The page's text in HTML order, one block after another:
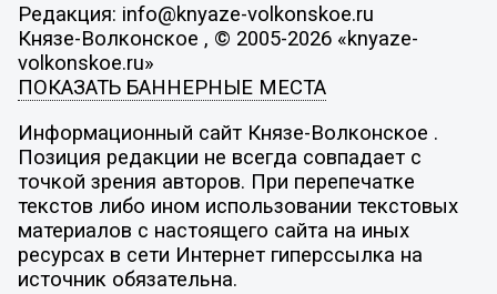
Редакция: info@knyaze-volkonskoe.ru
Князе-Волконское , © 2005-2026 «knyaze-
volkonskoe.ru»
ПОКАЗАТЬ БАННЕРНЫЕ МЕСТА
Информационный сайт Князе-Волконское .
Позиция редакции не всегда совпадает с
точкой зрения авторов. При перепечатке
текстов либо ином использовании текстовых
материалов с настоящего сайта на иных
ресурсах в сети Интернет гиперссылка на
источник обязательна.